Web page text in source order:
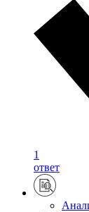
1
ответ